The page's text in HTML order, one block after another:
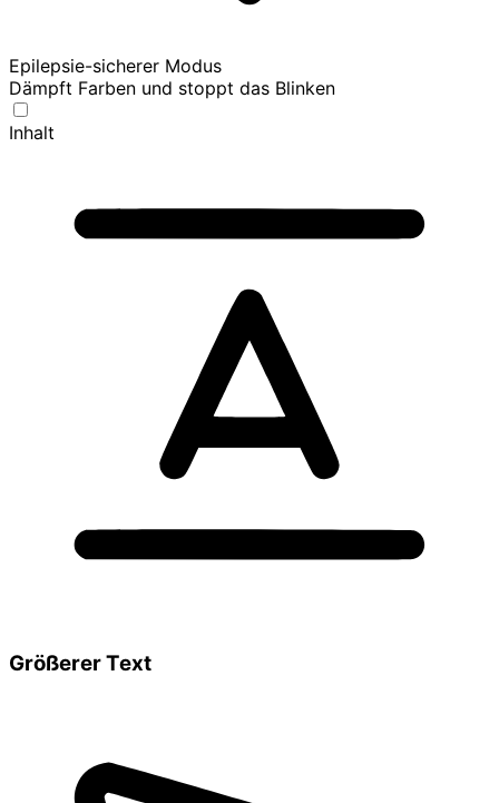
Epilepsie-sicherer Modus
Dämpft Farben und stoppt das Blinken
Inhalt
Größerer Text